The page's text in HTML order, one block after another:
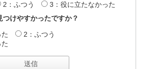
2：ふつう
3：役に立たなかった
けやすかったですか？
2：ふつう